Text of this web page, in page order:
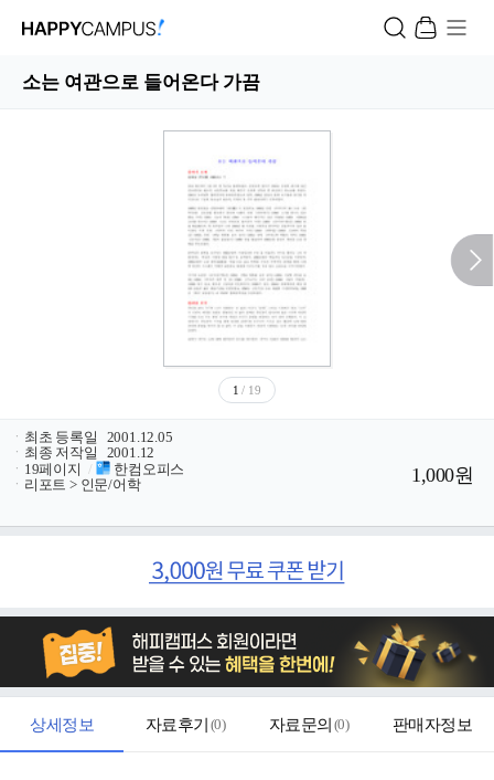
소는 여관으로 들어온다 가끔
1 / 19
ㆍ 최초 등록일
2001.12.05
ㆍ 최종 저작일
2001.12
ㆍ 19페이지 /
한컴오피스
ㆍ 리포트 > 인문/어학 1,000원
상세정보 자료후기 (0) 자료문의 (0) 판매자정보